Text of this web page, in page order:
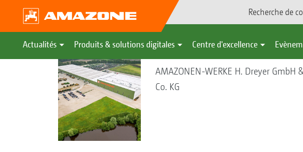
Recherche de
Actualités Produits & solutions digitales Centre d'excellence
AMAZONEN-WERKE H. Dreyer GmbH &
Co. KG